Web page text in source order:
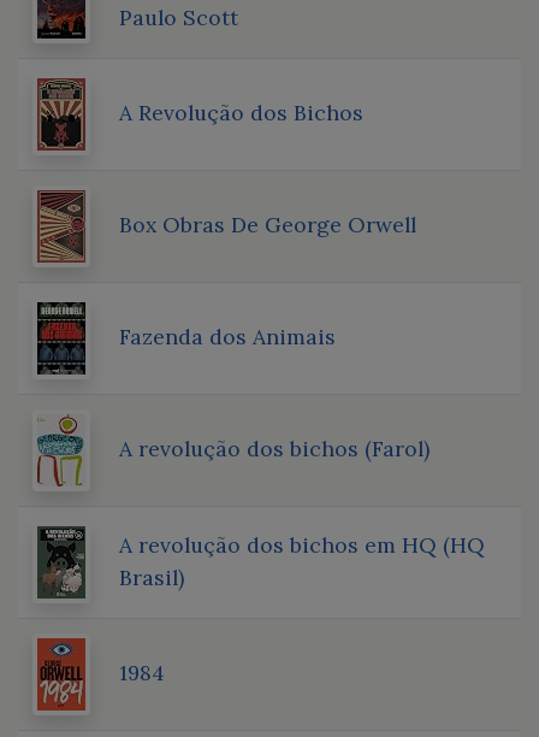
Paulo Scott
A Revolução dos Bichos
Box Obras De George Orwell
Fazenda dos Animais
A revolução dos bichos (Farol)
A revolução dos bichos em HQ (HQ
Brasil)
1984